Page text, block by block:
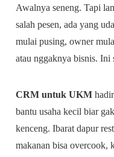
Awalnya seneng. Tapi
salah pesen, ada yang
mulai pusing, owner
atau nggaknya bisnis. Ini
CRM untuk UKM
bantu usaha kecil biar
kenceng. Ibarat dapur
makanan bisa overcook,